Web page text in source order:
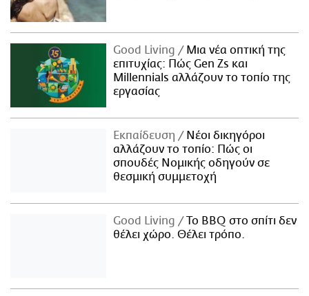
Good Living
Μια νέα οπτική της
επιτυχίας: Πώς Gen Zs και
Millennials αλλάζουν το τοπίο της
εργασίας
Εκπαίδευση
Νέοι δικηγόροι
αλλάζουν το τοπίο: Πώς οι
σπουδές Νομικής οδηγούν σε
θεσμική συμμετοχή
Good Living
Το BBQ στο σπίτι δεν
θέλει χώρο. Θέλει τρόπο.